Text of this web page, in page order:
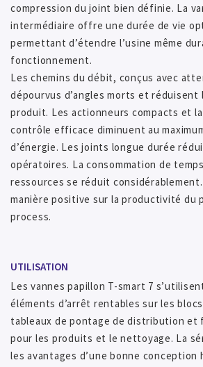
compression du joint bien définie. La
intermédiaire offre une durée de vie
permettant d’étendre l’usine même
fonctionnement.
Les chemins du débit, conçus avec
dépourvus d’angles morts et réduisent
produit. Les actionneurs compacts et
contrôle efficace diminuent au
d’énergie. Les joints longue durée
opératoires. La consommation de
ressources se réduit
manière positive sur la productivité du
process.
UTILISATION
Les vannes papillon T-smart 7
éléments d’arrêt rentables sur les
tableaux de pontage de distribution et
pour les produits et le nettoyage. La
les avantages d’une bonne conception